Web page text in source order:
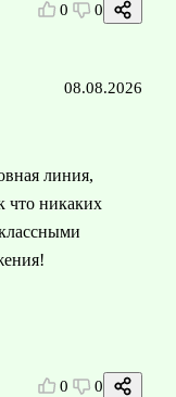
0 0
08.08.2026
линия,
что никаких
0 0